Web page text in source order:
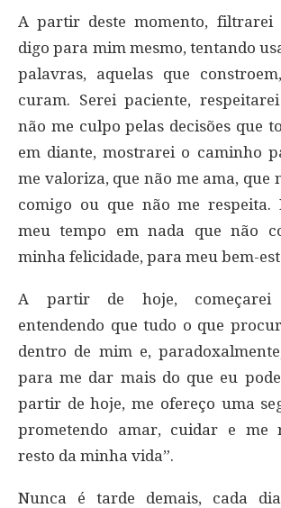
A partir deste momento, filtrarei
digo para mim mesmo, tentando
palavras, aquelas que
curam. Serei paciente,
não me culpo pelas decisões que
em diante, mostrarei o caminho
me valoriza, que não me ama, que
comigo ou que não me respeita.
meu tempo em nada que não
minha felicidade, para meu bem-
A partir de hoje, começarei
entendendo que tudo o que
dentro de mim e,
para me dar mais do que eu
partir de hoje, me ofereço uma
prometendo amar, cuidar e me
resto da minha vida”.
Nunca é tarde demais, cada